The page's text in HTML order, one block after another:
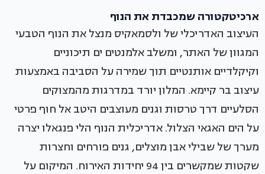
ארכיטקטורה שמכבדת את הנוף
העיצוב האדריכלי של ולסמאקיס מנצל את הנוף הטבעי
המגוון של האתר, ומשלב אלמנטים ים תיכוניים
וקיקלדיים אותנטיים תוך שמירה על הסביבה באמצעות
עיצוב בר קיימא. המלון יורד במדרגות מהמצוקים
הסלעיים דרך טרסות וגנים מעוצבים היטב אל חוף פרטי
על הים האגאי הצלול. אדריכלית הנוף הלי פנגאלו יצרה
מערך של שבילי אבן מוצלים, גנים פורחים וחצרות
שקטות שמקשרים בין 94 יחידות האירוח. המיקום על